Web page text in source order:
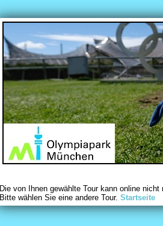
Die von Ihnen gewählte Tour kann online nicht
Bitte wählen Sie eine andere Tour. Startseite